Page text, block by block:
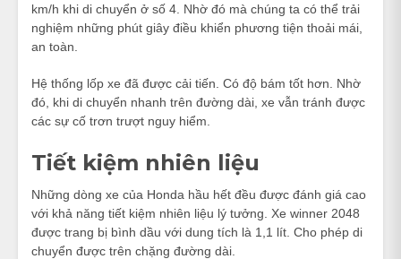
km/h khi di chuyển ở số 4. Nhờ đó mà chúng ta có thể trải
nghiệm những phút giây điều khiển phương tiện thoải mái,
an toàn.
Hệ thống lốp xe đã được cải tiến. Có độ bám tốt hơn. Nhờ
đó, khi di chuyển nhanh trên đường dài, xe vẫn tránh được
các sự cố trơn trượt nguy hiểm.
Tiết kiệm nhiên liệu
Những dòng xe của Honda hầu hết đều được đánh giá cao
với khả năng tiết kiệm nhiên liệu lý tưởng. Xe winner 2048
được trang bị bình dầu với dung tích là 1,1 lít. Cho phép di
chuyển được trên chặng đường dài.